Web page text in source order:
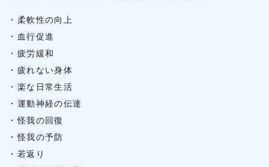
・柔軟性の向上
・血行促進
・疲労緩和
・疲れない身体
・楽な日常生活
・運動神経の伝達
・怪我の回復
・怪我の予防
・若返り